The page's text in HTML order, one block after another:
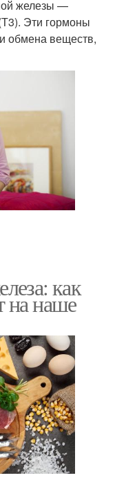
железы —
Эти гормоны
обмена веществ,
как
на наше